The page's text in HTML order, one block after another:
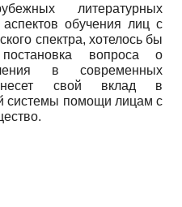
литературных
обучения лиц с
спектра, хотелось бы
вопроса о
в современных
свой вклад в
системы помощи лицам с